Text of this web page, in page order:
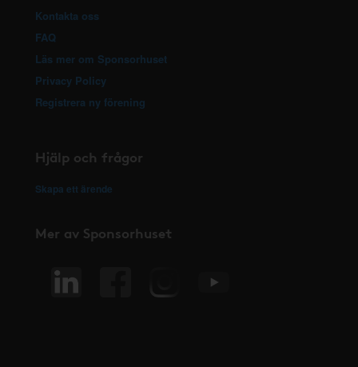
Kontakta oss
FAQ
Läs mer om Sponsorhuset
Privacy Policy
Registrera ny förening
Hjälp och frågor
Skapa ett ärende
Mer av Sponsorhuset